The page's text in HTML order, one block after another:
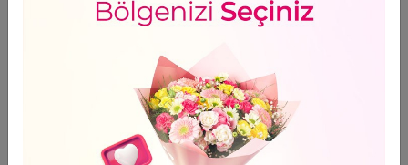
Sıralama
Yenimahalle Çiçekçi
Ücretsiz Teslimat
Soft Year Rose
2.253,37 TL